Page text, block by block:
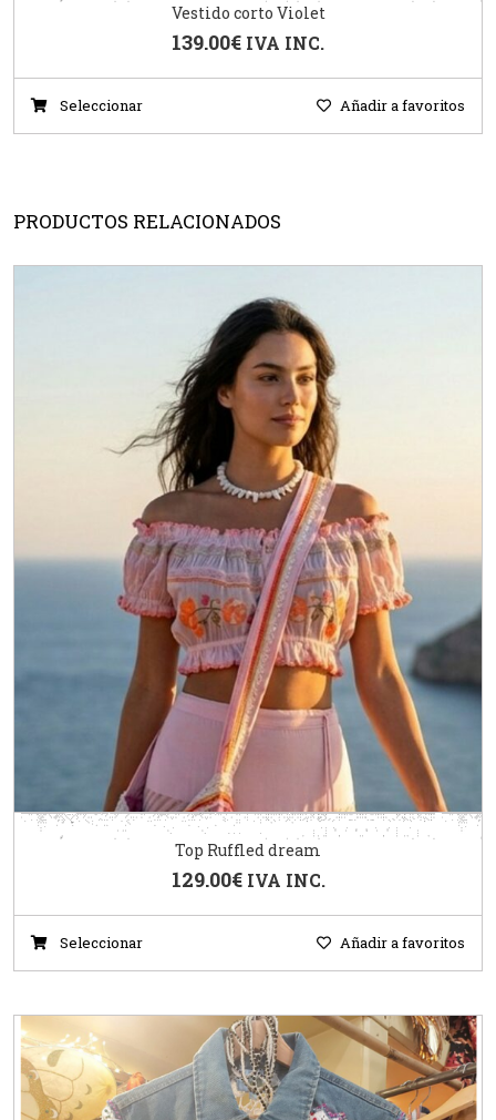
Vestido corto Violet
139.00€ IVA INC.
Seleccionar Añadir a favoritos
PRODUCTOS RELACIONADOS
Top Ruffled dream
129.00€ IVA INC.
Seleccionar Añadir a favoritos